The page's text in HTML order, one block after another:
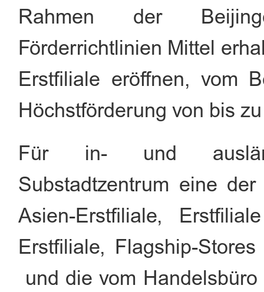
Rahmen der
Förderrichtlinien Mittel
Erstfiliale eröffnen, vom
Höchstförderung von bis zu
Für in- und
Substadtzentrum eine
Asien-Erstfiliale,
Erstfiliale, Flagship-
und die vom